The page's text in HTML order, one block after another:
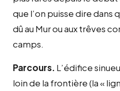
que l’on puisse dire dans
dû au Mur ou aux trêves
camps.
Parcours. L’édifice
loin de la frontière (la «